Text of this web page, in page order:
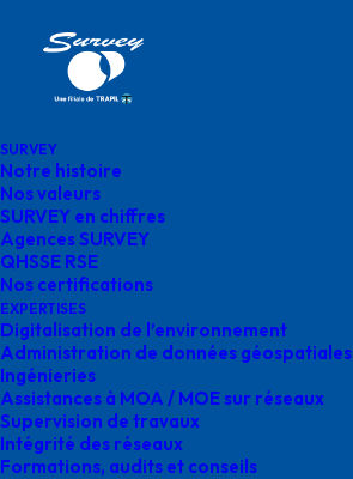
SURVEY
Notre histoire
Nos valeurs
SURVEY en chiffres
Agences SURVEY
QHSSE RSE
Nos certifications
EXPERTISES
Digitalisation de l’environnement
Administration de données géospatiales
Ingénieries
Assistances à MOA / MOE sur réseaux
Supervision de travaux
Intégrité des réseaux
Formations, audits et conseils
Accueil Digitalisation de l'environnement
détection survey